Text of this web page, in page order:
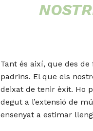
Tant és així, que des
padrins. El que els
deixat de tenir èxit. Ho
degut a l’extensió de
ensenyat a estimar